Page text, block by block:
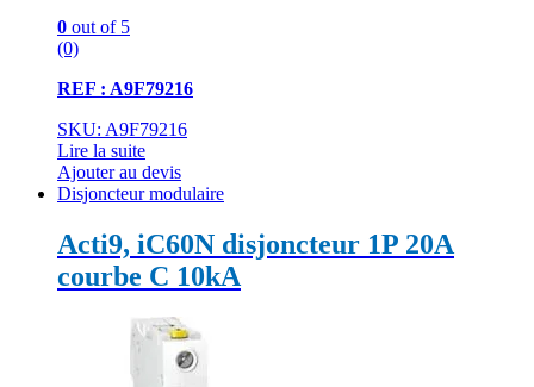
0 out of 5
(0)
REF : A9F79216
SKU: A9F79216
Lire la suite
Ajouter au devis
Disjoncteur modulaire
Acti9, iC60N disjoncteur 1P 20A
courbe C 10kA